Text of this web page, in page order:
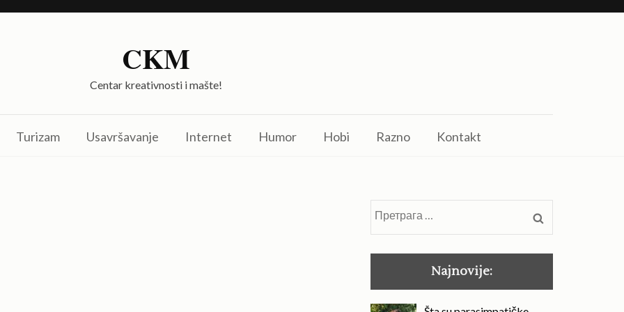
CKM
Centar kreativnosti i mašte!
Turizam Usavršavanje Internet Humor Hobi Razno Kontakt
Претрага
за:
Najnovije: